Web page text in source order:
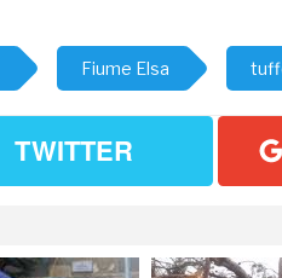
Fiume Elsa
TWITTER